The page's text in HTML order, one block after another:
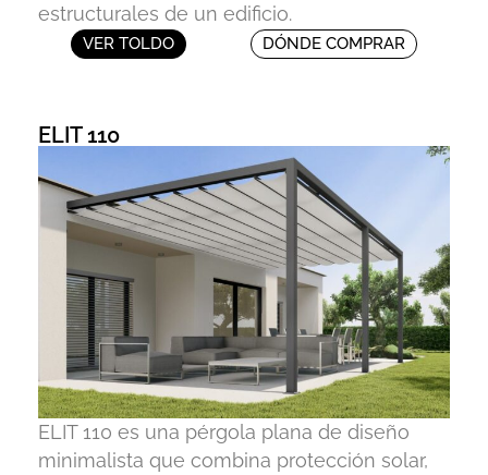
estructurales de un edificio.
VER TOLDO DÓNDE COMPRAR
ELIT 110
ELIT 110 es una pérgola plana de diseño
minimalista que combina protección solar,